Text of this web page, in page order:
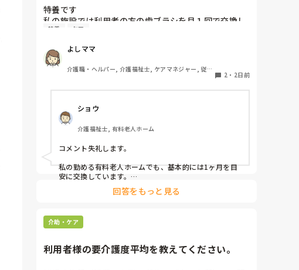
特養です
私の施設では利用者の方の歯ブラシを月１回で交換し
ています、みなさんのところはどれくらいの頻度で交
特養 ケア
よしママ
介護職・ヘルパー, 介護福祉士, ケアマネジャー, 従来
2 ・ 2日前
ショウ
介護福祉士, 有料老人ホーム
コメント失礼します。
私の勤める有料老人ホームでも、基本的には1ヶ月を目
安に交換しています。
ただ、施設柄お元気な方も多く、ある程度自立されてい
る方に関してはご本人のペースにお任せしています。
また、中には経済的な理由で頻繁な購入が難しい方もい
らっしゃるため、状態を見つつ交換間隔を少し長めにす
他の施設での対応も気になりますね。参考になれば幸い
回答をもっと見る
介助・ケア
利用者様の要介護度平均を教えてください。